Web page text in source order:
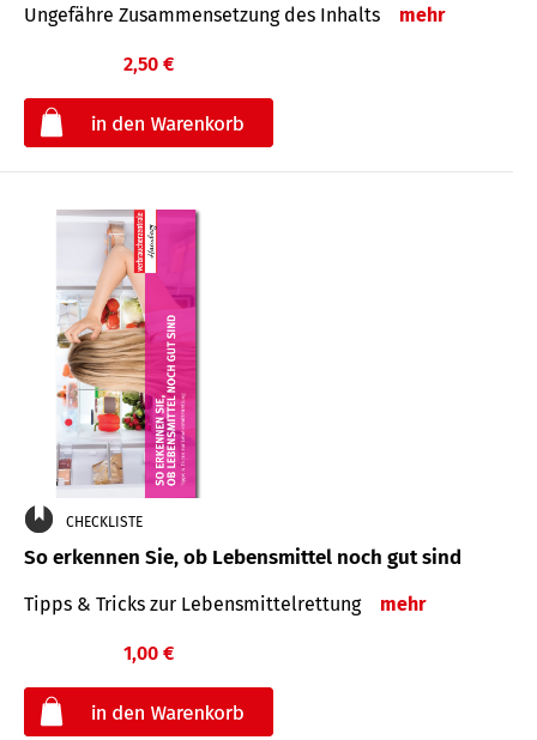
Ungefähre Zusammensetzung des Inhalts mehr
2,50 €
CHECKLISTE
So erkennen Sie, ob Lebensmittel noch gut sind
Tipps & Tricks zur Lebensmittelrettung mehr
1,00 €